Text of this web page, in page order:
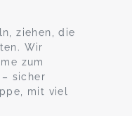
ziehen, die
Wir
zum
sicher
mit viel